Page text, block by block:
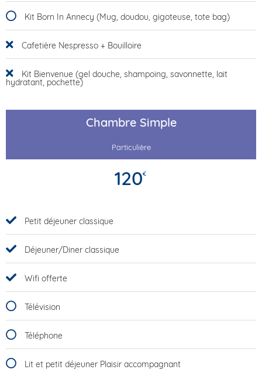
Kit Born In Annecy (Mug, doudou, gigoteuse, tote bag)
Cafetière Nespresso + Bouilloire
Kit Bienvenue (gel douche, shampoing, savonnette, lait
hydratant, pochette)
Chambre Simple
Particulière
120€
Petit déjeuner classique
Déjeuner/Diner classique
Wifi offerte
Télévision
Téléphone
Lit et petit déjeuner Plaisir accompagnant